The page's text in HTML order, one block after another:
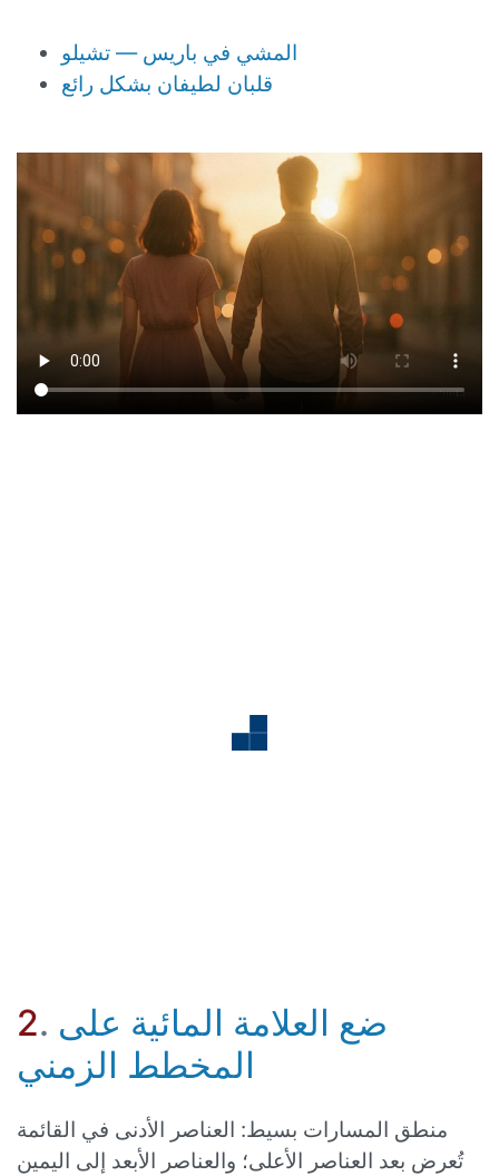
المشي في باريس — تشيلو
قلبان لطيفان بشكل رائع
2.
المخطط الزمني
منطق المسارات بسيط: العناصر الأدنى في القائمة
تُعرض بعد العناصر الأعلى؛ والعناصر الأبعد إلى اليمين